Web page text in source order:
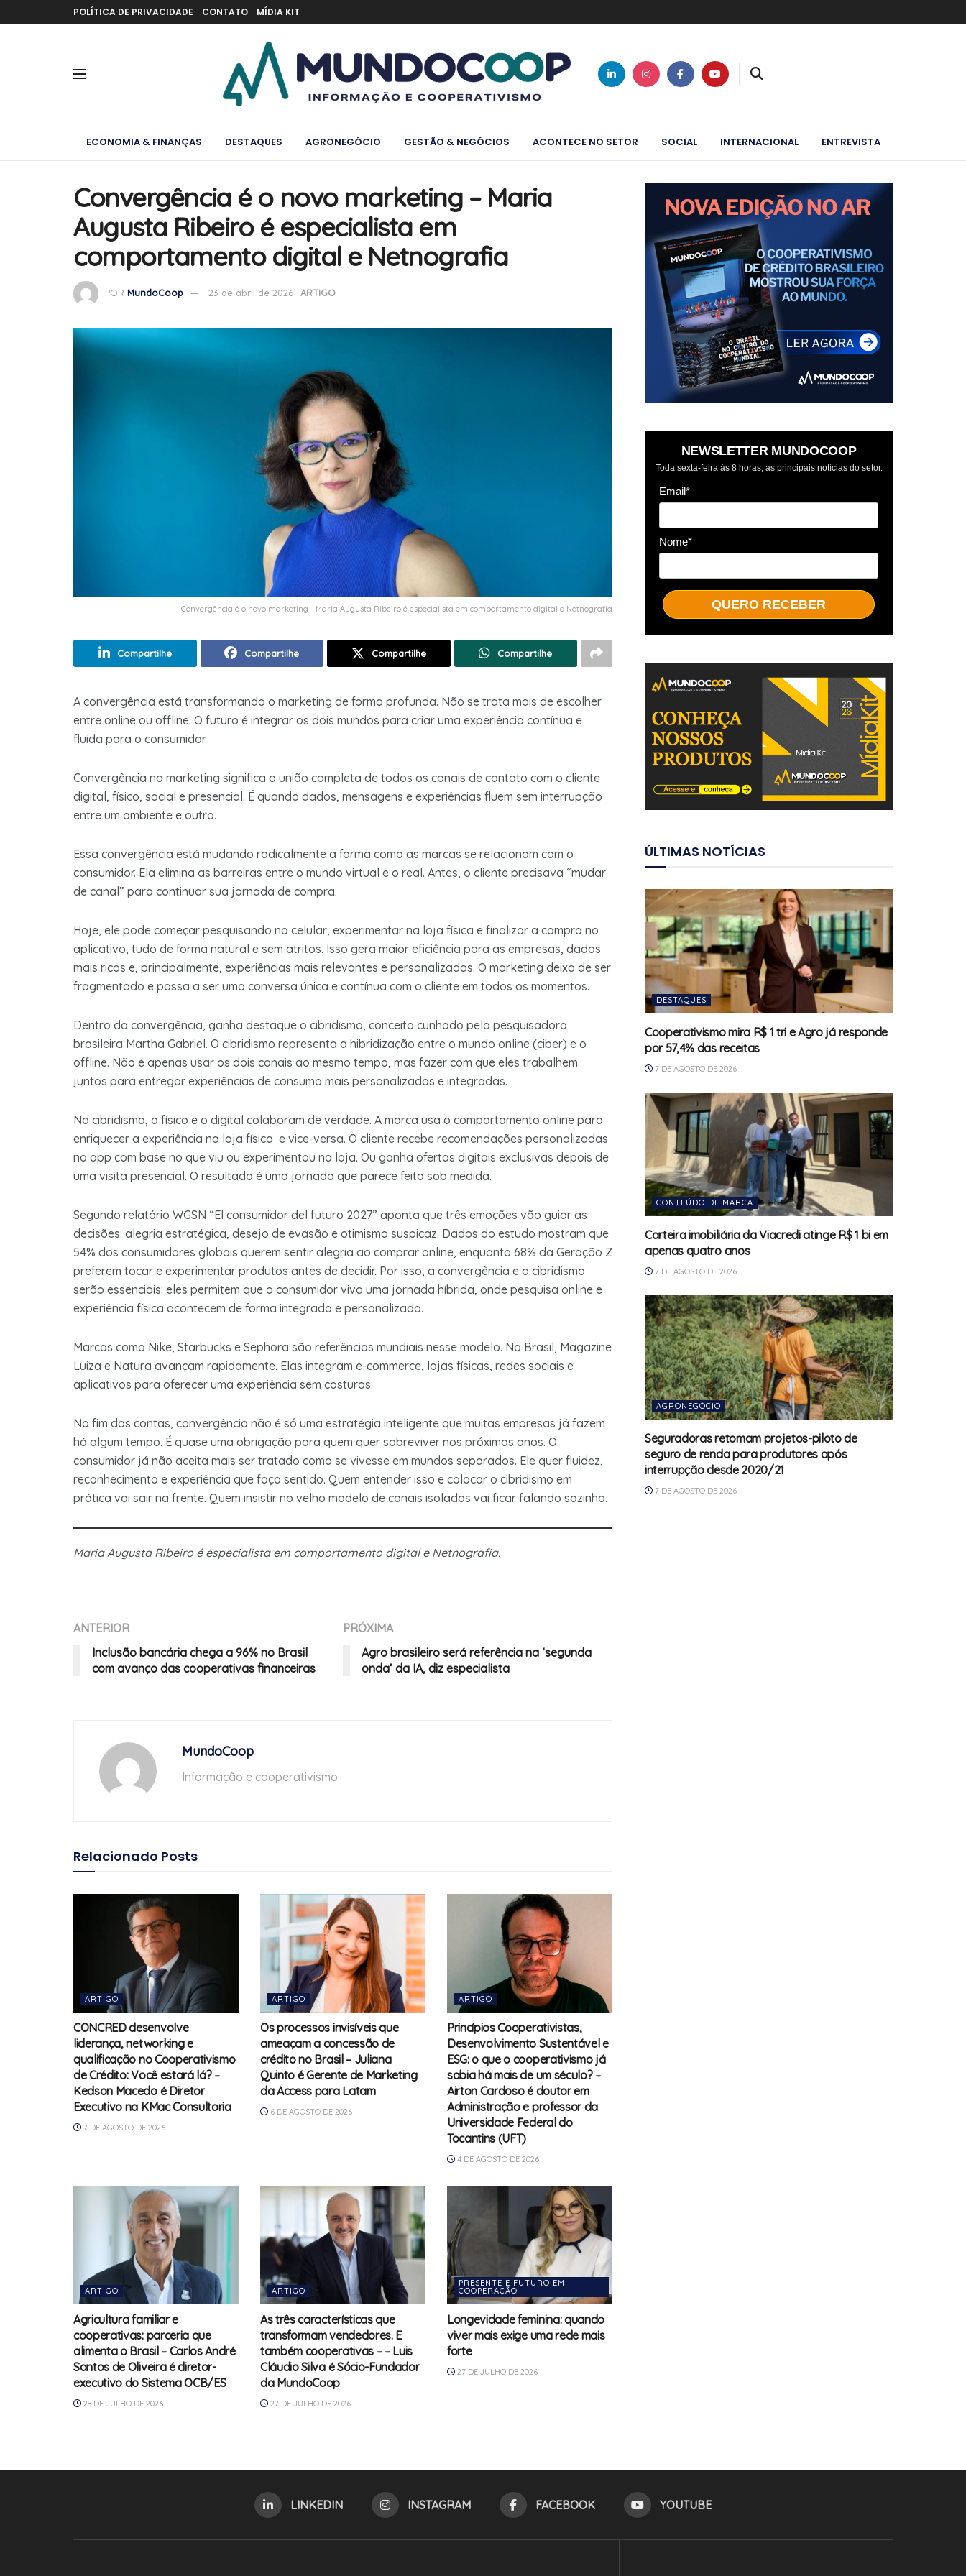
POLÍTICA DE PRIVACIDADE CONTATO MÍDIA KIT
ECONOMIA & FINANÇAS DESTAQUES AGRONEGÓCIO GESTÃO & NEGÓCIOS ACONTECE NO SETOR SOCIAL INTERNACIONAL ENTREVISTA
Convergência é o novo marketing – Maria
Augusta Ribeiro é especialista em
comportamento digital e Netnografia
POR MundoCoop 23 de abril de 2026 ARTIGO
Convergência é o novo marketing - Maria Augusta Ribeiro é especialista em comportamento digital e Netnografia
Compartilhe Compartilhe Compartilhe Compartilhe
A convergência está transformando o marketing de forma profunda. Não se trata mais de escolher
entre online ou offline. O futuro é integrar os dois mundos para criar uma experiência contínua e
fluida para o consumidor.
Convergência no marketing significa a união completa de todos os canais de contato com o cliente
digital, físico, social e presencial. É quando dados, mensagens e experiências fluem sem interrupção
entre um ambiente e outro.
Essa convergência está mudando radicalmente a forma como as marcas se relacionam com o
consumidor. Ela elimina as barreiras entre o mundo virtual e o real. Antes, o cliente precisava “mudar
de canal” para continuar sua jornada de compra.
Hoje, ele pode começar pesquisando no celular, experimentar na loja física e finalizar a compra no
aplicativo, tudo de forma natural e sem atritos. Isso gera maior eficiência para as empresas, dados
mais ricos e, principalmente, experiências mais relevantes e personalizadas. O marketing deixa de ser
fragmentado e passa a ser uma conversa única e contínua com o cliente em todos os momentos.
Dentro da convergência, ganha destaque o cibridismo, conceito cunhado pela pesquisadora
brasileira Martha Gabriel. O cibridismo representa a hibridização entre o mundo online (ciber) e o
offline. Não é apenas usar os dois canais ao mesmo tempo, mas fazer com que eles trabalhem
juntos para entregar experiências de consumo mais personalizadas e integradas.
No cibridismo, o físico e o digital colaboram de verdade. A marca usa o comportamento online para
enriquecer a experiência na loja física e vice-versa. O cliente recebe recomendações personalizadas
no app com base no que viu ou experimentou na loja. Ou ganha ofertas digitais exclusivas depois de
uma visita presencial. O resultado é uma jornada que parece feita sob medida.
Segundo relatório WGSN “El consumidor del futuro 2027” aponta que três emoções vão guiar as
decisões: alegria estratégica, desejo de evasão e otimismo suspicaz. Dados do estudo mostram que
54% dos consumidores globais querem sentir alegria ao comprar online, enquanto 68% da Geração Z
preferem tocar e experimentar produtos antes de decidir. Por isso, a convergência e o cibridismo
serão essenciais: eles permitem que o consumidor viva uma jornada híbrida, onde pesquisa online e
experiência física acontecem de forma integrada e personalizada.
Marcas como Nike, Starbucks e Sephora são referências mundiais nesse modelo. No Brasil, Magazine
Luiza e Natura avançam rapidamente. Elas integram e-commerce, lojas físicas, redes sociais e
aplicativos para oferecer uma experiência sem costuras.
No fim das contas, convergência não é só uma estratégia inteligente que muitas empresas já fazem
há algum tempo. É quase uma obrigação para quem quer sobreviver nos próximos anos. O
consumidor já não aceita mais ser tratado como se vivesse em mundos separados. Ele quer fluidez,
reconhecimento e experiência que faça sentido. Quem entender isso e colocar o cibridismo em
prática vai sair na frente. Quem insistir no velho modelo de canais isolados vai ficar falando sozinho.
Maria Augusta Ribeiro é especialista em comportamento digital e Netnografia.
ANTERIOR
Inclusão bancária chega a 96% no Brasil
com avanço das cooperativas financeiras
PRÓXIMA
Agro brasileiro será referência na ‘segunda
onda’ da IA, diz especialista
MundoCoop
Informação e cooperativismo
Relacionado Posts
ARTIGO
CONCRED desenvolve
liderança, networking e
qualificação no Cooperativismo
de Crédito: Você estará lá? –
Kedson Macedo é Diretor
Executivo na KMac Consultoria
7 DE AGOSTO DE 2026
ARTIGO
Os processos invisíveis que
ameaçam a concessão de
crédito no Brasil – Juliana
Quinto é Gerente de Marketing
da Access para Latam
6 DE AGOSTO DE 2026
ARTIGO
Princípios Cooperativistas,
Desenvolvimento Sustentável e
ESG: o que o cooperativismo já
sabia há mais de um século? –
Airton Cardoso é doutor em
Administração e professor da
Universidade Federal do
Tocantins (UFT)
4 DE AGOSTO DE 2026
ARTIGO
Agricultura familiar e
cooperativas: parceria que
alimenta o Brasil – Carlos André
Santos de Oliveira é diretor-
executivo do Sistema OCB/ES
28 DE JULHO DE 2026
ARTIGO
As três características que
transformam vendedores. E
também cooperativas – – Luis
Cláudio Silva é Sócio-Fundador
da MundoCoop
27 DE JULHO DE 2026
PRESENTE E FUTURO EM
COOPERAÇÃO
Longevidade feminina: quando
viver mais exige uma rede mais
forte
27 DE JULHO DE 2026
NEWSLETTER MUNDOCOOP
Toda sexta-feira às 8 horas, as principais notícias do setor.
Email*
Nome*
QUERO RECEBER
ÚLTIMAS NOTÍCIAS
DESTAQUES
Cooperativismo mira R$ 1 tri e Agro já responde
por 57,4% das receitas
7 DE AGOSTO DE 2026
CONTEÚDO DE MARCA
Carteira imobiliária da Viacredi atinge R$ 1 bi em
apenas quatro anos
7 DE AGOSTO DE 2026
AGRONEGÓCIO
Seguradoras retomam projetos-piloto de
seguro de renda para produtores após
interrupção desde 2020/21
7 DE AGOSTO DE 2026
LINKEDIN INSTAGRAM FACEBOOK YOUTUBE